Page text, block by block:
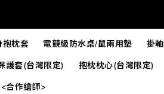
抱枕套 電競級防水桌/鼠兩用墊 掛軸
護套(台灣限定) 抱枕枕心(台灣限定)
<合作繪師>